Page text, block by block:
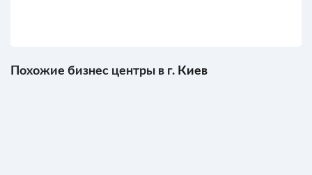
Похожие бизнес центры в г. Киев